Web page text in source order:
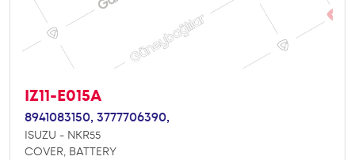
IZ11-E015A
8941083150, 3777706390,
ISUZU - NKR55
COVER, BATTERY